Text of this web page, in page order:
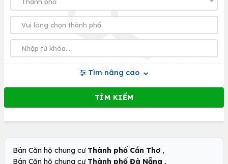
Tìm nâng cao
Bán Căn hộ chung cư Thành phố Cần Thơ ,
Bán Căn hộ chung cư Thành phố Đà Nẵng ,